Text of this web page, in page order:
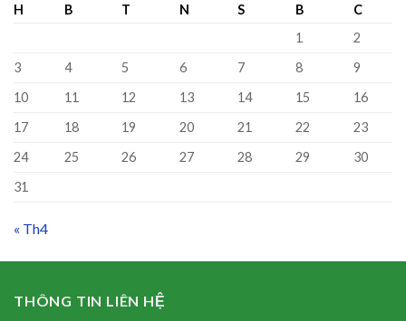
H B T N S B
C
1
2
3
4 5 6 7 8
9
10
11 12 13 14 15
16
17
18 19 20 21 22
23
24
25 26 27 28 29
30
31
« Th4
THÔNG TIN LIÊN HỆ